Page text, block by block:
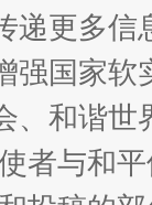
递更多
强国家
、和谐
者与和